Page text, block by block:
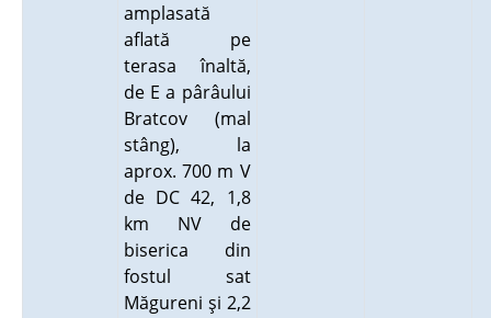
amplasată
aflată pe
terasa înaltă,
de E a pârâului
Bratcov (mal
stâng), la
aprox. 700 m V
de DC 42, 1,8
km NV de
biserica din
fostul sat
Măgureni şi 2,2